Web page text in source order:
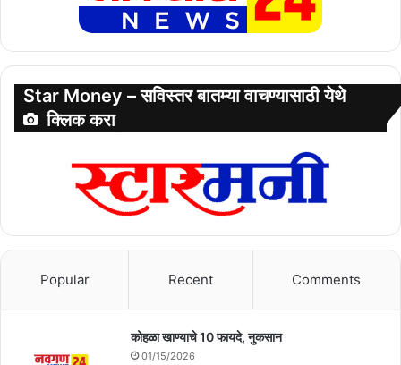
Star Money – सविस्तर बातम्या वाचण्यासाठी येथे
क्लिक करा
Popular Recent Comments
कोहळा खाण्याचे 10 फायदे, नुकसान
01/15/2026